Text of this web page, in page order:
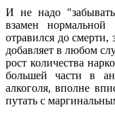
И не надо
взамен
отравился до смерти,
добавляет в любом
рост количества
большей части в
алкоголя, вполне
путать с